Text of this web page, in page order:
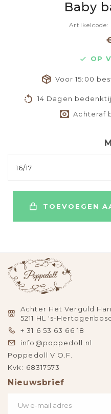
Baby
Artikelcode:
OP
Voor 15:00
14 Dagen
Achteraf
16/17
TOEVOEGEN
Achter Het Verguld
5211 HL 's-
+ 31 6 53 63 66 18
info@poppedoll.nl
Poppedoll V.O.F.
Kvk: 68317573
Nieuwsbrief